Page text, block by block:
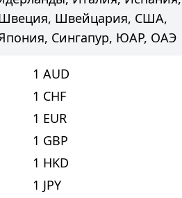
Швейцария, США,
Сингапур, ЮАР, ОАЭ
1 AUD
1 CHF
1 EUR
1 GBP
1 HKD
1 JPY